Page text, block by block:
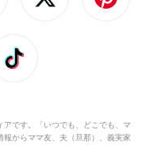
です。「いつでも、どこでも、マ
からママ友、夫（旦那）、義実家